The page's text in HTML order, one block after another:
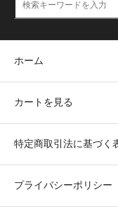
ホーム
カートを見る
特定商取引法に基づく
プライバシーポリシー